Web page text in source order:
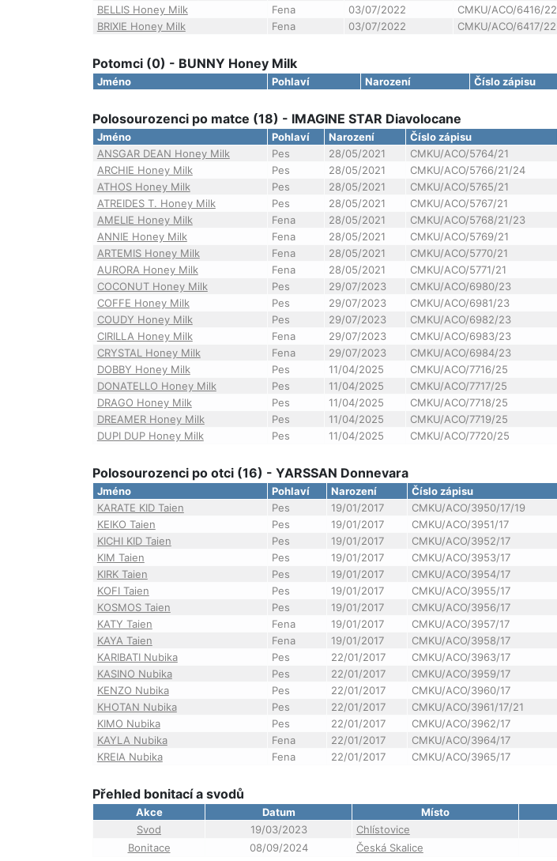
BELLIS Honey Milk
Fena 03/07/2022 CMKU/ACO/6416/22
BRIXIE Honey Milk
Fena 03/07/2022 CMKU/ACO/6417/22
Potomci (0) - BUNNY Honey Milk
Jméno Pohlaví Narození Číslo zápisu
Polosourozenci po matce (18) - IMAGINE STAR Diavolocane
Jméno Pohlaví Narození Číslo zápisu
ANSGAR DEAN Honey Milk
Pes 28/05/2021 CMKU/ACO/5764/21
ARCHIE Honey Milk
Pes 28/05/2021 CMKU/ACO/5766/21/24
ATHOS Honey Milk
Pes 28/05/2021 CMKU/ACO/5765/21
ATREIDES T. Honey Milk
Pes 28/05/2021 CMKU/ACO/5767/21
AMELIE Honey Milk
Fena 28/05/2021 CMKU/ACO/5768/21/23
ANNIE Honey Milk
Fena 28/05/2021 CMKU/ACO/5769/21
ARTEMIS Honey Milk
Fena 28/05/2021 CMKU/ACO/5770/21
AURORA Honey Milk
Fena 28/05/2021 CMKU/ACO/5771/21
COCONUT Honey Milk
Pes 29/07/2023 CMKU/ACO/6980/23
COFFE Honey Milk
Pes 29/07/2023 CMKU/ACO/6981/23
COUDY Honey Milk
Pes 29/07/2023 CMKU/ACO/6982/23
CIRILLA Honey Milk
Fena 29/07/2023 CMKU/ACO/6983/23
CRYSTAL Honey Milk
Fena 29/07/2023 CMKU/ACO/6984/23
DOBBY Honey Milk
Pes 11/04/2025 CMKU/ACO/7716/25
DONATELLO Honey Milk
Pes 11/04/2025 CMKU/ACO/7717/25
DRAGO Honey Milk
Pes 11/04/2025 CMKU/ACO/7718/25
DREAMER Honey Milk
Pes 11/04/2025 CMKU/ACO/7719/25
DUPI DUP Honey Milk
Pes 11/04/2025 CMKU/ACO/7720/25
Polosourozenci po otci (16) - YARSSAN Donnevara
Jméno Pohlaví Narození Číslo zápisu
KARATE KID Taien
Pes 19/01/2017 CMKU/ACO/3950/17/19
KEIKO Taien
Pes 19/01/2017 CMKU/ACO/3951/17
KICHI KID Taien
Pes 19/01/2017 CMKU/ACO/3952/17
KIM Taien
Pes 19/01/2017 CMKU/ACO/3953/17
KIRK Taien
Pes 19/01/2017 CMKU/ACO/3954/17
KOFI Taien
Pes 19/01/2017 CMKU/ACO/3955/17
KOSMOS Taien
Pes 19/01/2017 CMKU/ACO/3956/17
KATY Taien
Fena 19/01/2017 CMKU/ACO/3957/17
KAYA Taien
Fena 19/01/2017 CMKU/ACO/3958/17
KARIBATI Nubika
Pes 22/01/2017 CMKU/ACO/3963/17
KASINO Nubika
Pes 22/01/2017 CMKU/ACO/3959/17
KENZO Nubika
Pes 22/01/2017 CMKU/ACO/3960/17
KHOTAN Nubika
Pes 22/01/2017 CMKU/ACO/3961/17/21
KIMO Nubika
Pes 22/01/2017 CMKU/ACO/3962/17
KAYLA Nubika
Fena 22/01/2017 CMKU/ACO/3964/17
KREIA Nubika
Fena 22/01/2017 CMKU/ACO/3965/17
Přehled bonitací a svodů
Akce Datum Místo
Svod
19/03/2023 Chlístovice
Bonitace
08/09/2024 Česká Skalice